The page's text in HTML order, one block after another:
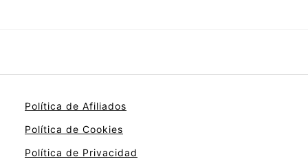
Política de Afiliados
Política de Cookies
Política de Privacidad